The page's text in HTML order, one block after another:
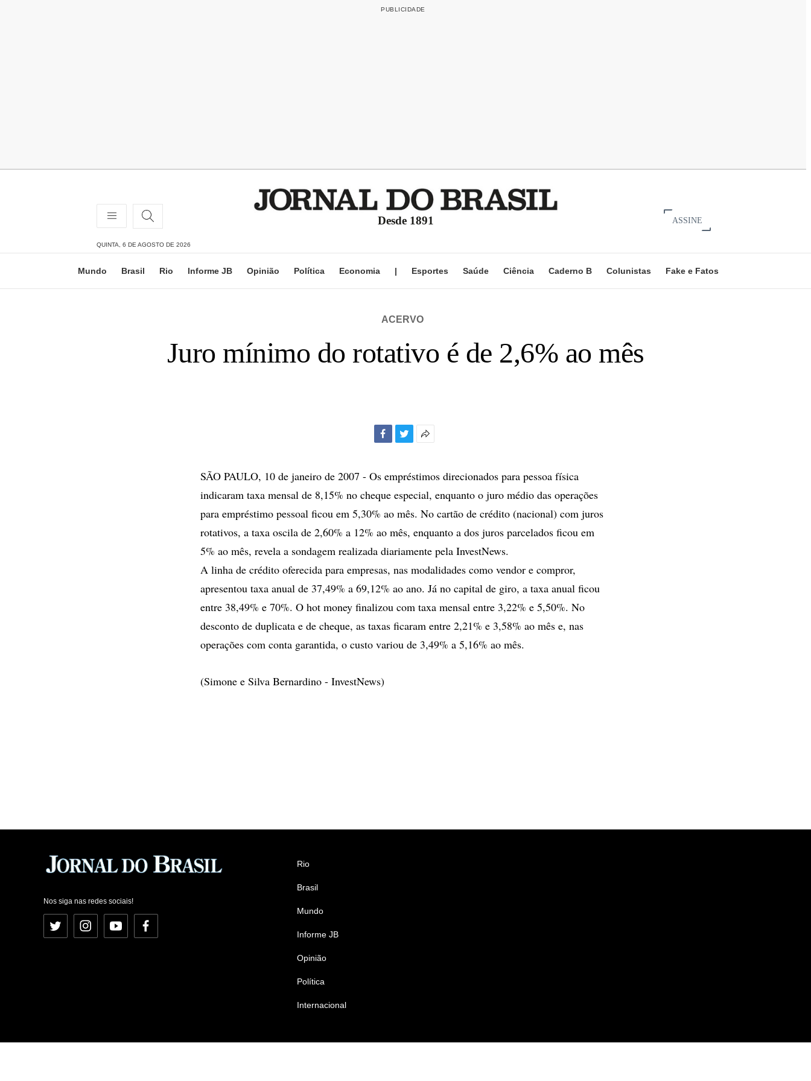
Desde 1891 ASSINE
QUINTA, 6 DE AGOSTO DE 2026
Mundo Brasil Rio Informe JB Opinião Política Economia | Esportes Saúde Ciência Caderno B Colunistas Fake e Fatos
ACERVO
Juro mínimo do rotativo é de 2,6% ao mês
compartilhamento
SÃO PAULO, 10 de janeiro de 2007 - Os empréstimos direcionados para pessoa física
indicaram taxa mensal de 8,15% no cheque especial, enquanto o juro médio das operações
para empréstimo pessoal ficou em 5,30% ao mês. No cartão de crédito (nacional) com juros
rotativos, a taxa oscila de 2,60% a 12% ao mês, enquanto a dos juros parcelados ficou em
5% ao mês, revela a sondagem realizada diariamente pela InvestNews.
A linha de crédito oferecida para empresas, nas modalidades como vendor e compror,
apresentou taxa anual de 37,49% a 69,12% ao ano. Já no capital de giro, a taxa anual ficou
entre 38,49% e 70%. O hot money finalizou com taxa mensal entre 3,22% e 5,50%. No
desconto de duplicata e de cheque, as taxas ficaram entre 2,21% e 3,58% ao mês e, nas
operações com conta garantida, o custo variou de 3,49% a 5,16% ao mês.
(Simone e Silva Bernardino - InvestNews)
Nos siga nas redes sociais!
Twitter InstagramYouTubeFacebook
Rio
Brasil
Mundo
Informe JB
Opinião
Política
Internacional